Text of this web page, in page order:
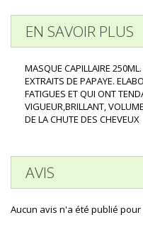
EN SAVOIR PLUS
MASQUE CAPILLAIRE
EXTRAITS DE PAPAYE.
FATIGUES ET QUI ONT
VIGUEUR,BRILLANT,
DE LA CHUTE DES CHEVEUX
AVIS
Aucun avis n'a été publié pour